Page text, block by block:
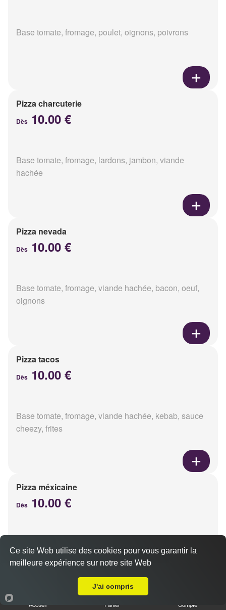
Base tomate, fromage, poulet, oignons, poivrons
Pizza charcuterie
Dès 10.00 €
Base tomate, fromage, lardons, jambon, viande
hachée
Pizza nevada
Dès 10.00 €
Base tomate, fromage, viande hachée, bacon, oeuf,
oignons
Pizza tacos
Dès 10.00 €
Base tomate, fromage, viande hachée, kebab, sauce
cheezy, frites
Pizza méxicaine
Dès 10.00 €
chorizo, poivrons
Accueil Panier Compte
Ce site Web utilise des cookies pour vous garantir la
meilleure expérience sur notre site Web
J'ai compris